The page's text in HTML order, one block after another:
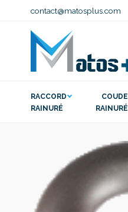
contact@matosplus.com
RACCORD
RAINURÉ
COUDE
RAINURÉ